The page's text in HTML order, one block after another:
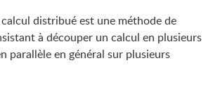
distribué est une méthode de
à découper un calcul en plusieurs
parallèle en général sur plusieurs